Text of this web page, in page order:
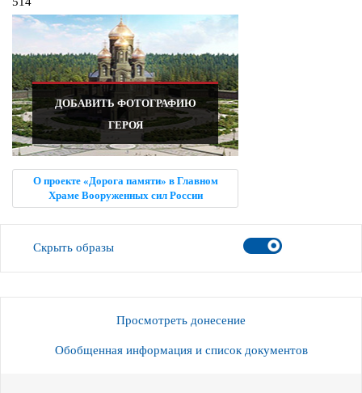
ДОБАВИТЬ ФОТОГРАФИЮ
ГЕРОЯ
О проекте «Дорога памяти» в Главном
Храме Вооруженных сил России
Скрыть образы
Просмотреть донесение
Обобщенная информация и список документов